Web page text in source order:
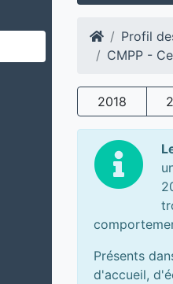
Profil
CMPP -
2018
Présents
d'accueil,